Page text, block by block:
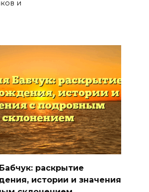
и
раскрытие
истории и значения